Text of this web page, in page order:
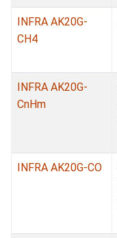
INFRA AK20G-
CH4
INFRA AK20G-
CnHm
INFRA AK20G-CO